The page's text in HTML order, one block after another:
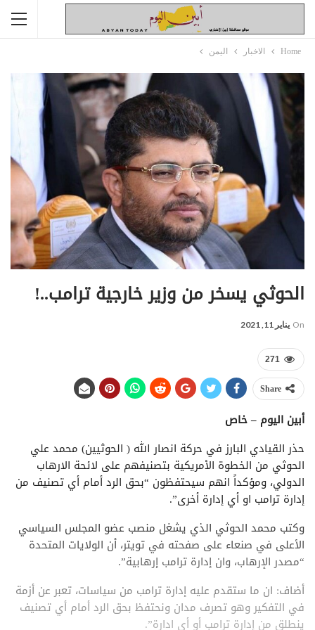
Home الاخبار اليمن
الحوثي يسخر من وزير خارجية ترامب..!
On يناير 11, 2021
271
Share
أبين اليوم – خاص
حذر القيادي البارز في حركة انصار الله ( الحوثيين) محمد علي
الحوثي من الخطوة الأمريكية بتصنيفهم على لائحة الارهاب
الدولي، ومؤكداً انهم سيحتفظون “بحق الرد أمام أي تصنيف من
إدارة ترامب او أي إدارة أخرى”.
وكتب محمد الحوثي الذي يشغل منصب عضو المجلس السياسي
الأعلى في صنعاء على صفحته في تويتر، أن الولايات المتحدة
“مصدر الإرهاب، وان إدارة ترامب إرهابية”.
أضاف: ان ما ستقدم عليه إدارة ترامب من سياسات، تعبر عن أزمة
في التفكير وهو تصرف مدان ونحتفظ بحق الرد أمام أي تصنيف
ينطلق من إدارة ترامب أو أي ادارة”.